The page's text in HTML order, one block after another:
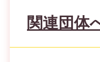
関連団体